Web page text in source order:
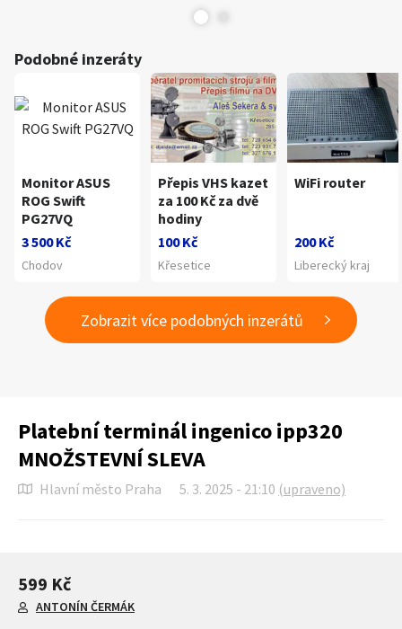
Podobné inzeráty
Monitor ASUS
ROG Swift
PG27VQ
3 500 Kč
Chodov
Přepis VHS kazet
za 100 Kč za dvě
hodiny
100 Kč
Křesetice
WiFi router
200 Kč
Liberecký kraj
Zobrazit více podobných inzerátů
Platební terminál ingenico ipp320
MNOŽSTEVNÍ SLEVA
Hlavní město Praha 5. 3. 2025 - 21:10 (upraveno)
599 Kč
ANTONÍN ČERMÁK